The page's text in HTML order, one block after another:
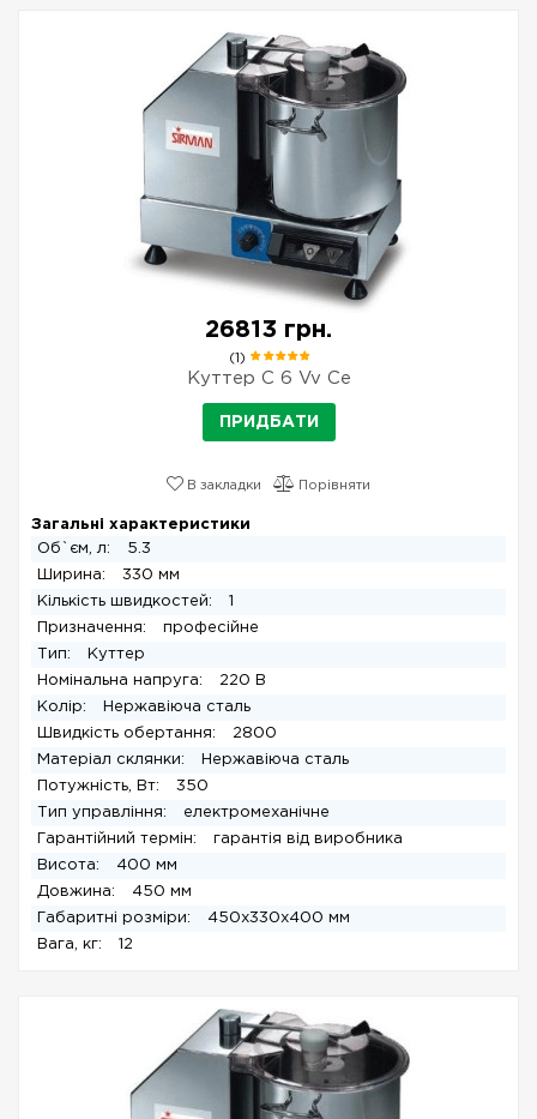
26813 грн.
(1)
Куттер C 6 Vv Ce
ПРИДБАТИ
В закладки Порівняти
Загальні характеристики
Об`єм, л:
5.3
Ширина:
330 мм
Кількість швидкостей:
1
Призначення:
професійне
Тип:
Куттер
Номінальна напруга:
220 В
Колір:
Нержавіюча сталь
Швидкість обертання:
2800
Матеріал склянки:
Нержавіюча сталь
Потужність, Вт:
350
Тип управління:
електромеханічне
Гарантійний термін:
гарантія від виробника
Висота:
400 мм
Довжина:
450 мм
Габаритні розміри:
450x330x400 мм
Вага, кг:
12